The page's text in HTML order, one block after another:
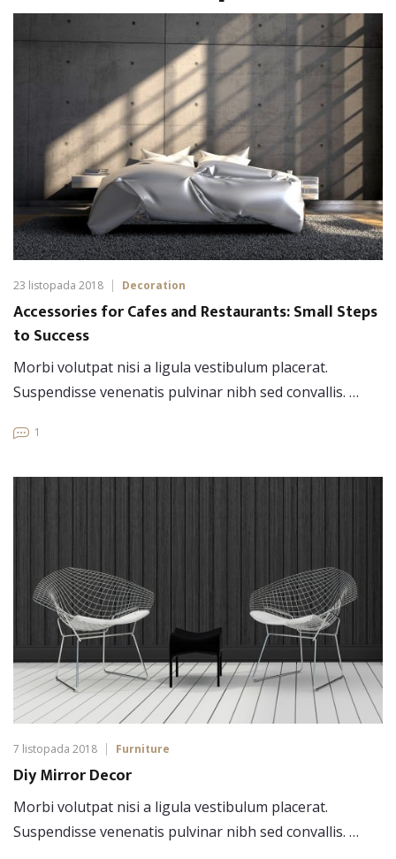
23 listopada 2018 Decoration
Accessories for Cafes and Restaurants: Small Steps
to Success
Morbi volutpat nisi a ligula vestibulum placerat.
Suspendisse venenatis pulvinar nibh sed convallis. …
1
7 listopada 2018 Furniture
Diy Mirror Decor
Morbi volutpat nisi a ligula vestibulum placerat.
Suspendisse venenatis pulvinar nibh sed convallis. …